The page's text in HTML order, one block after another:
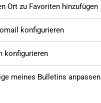
konfigurieren
konfigurieren
meines Bulletins anpassen